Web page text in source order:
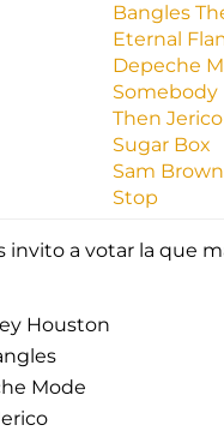
Bangles
Eternal
Depeche
Somebody
Then Jerico
Sugar Box
Sam
Stop
invito a votar la que
Houston
Mode